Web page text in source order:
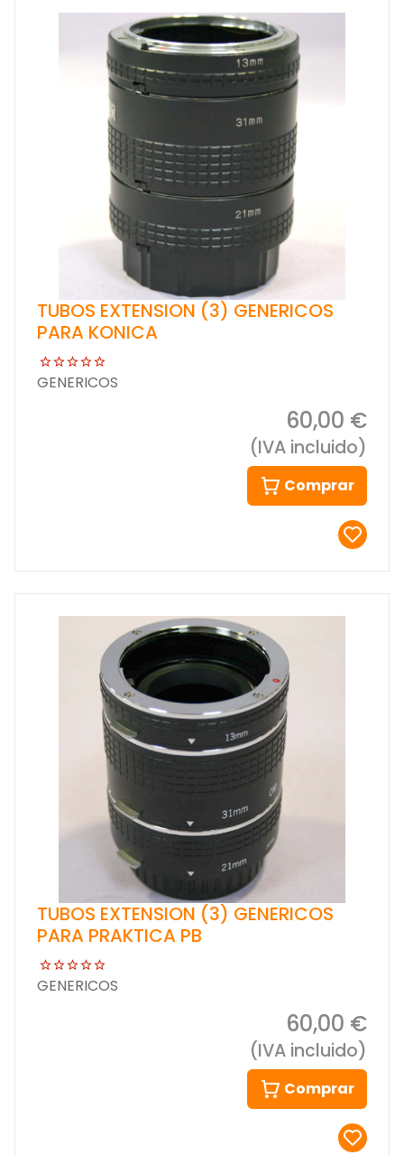
TUBOS EXTENSION (3) GENERICOS
PARA KONICA
GENERICOS
60,00 €
(IVA incluido)
Comprar
TUBOS EXTENSION (3) GENERICOS
PARA PRAKTICA PB
GENERICOS
60,00 €
(IVA incluido)
Comprar